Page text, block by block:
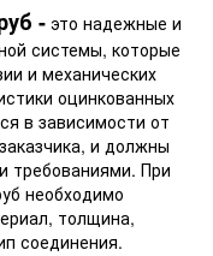
- это надежные и
системы, которые
и механических
оцинкованных
в зависимости от
и должны
требованиями. При
необходимо
толщина,
соединения.